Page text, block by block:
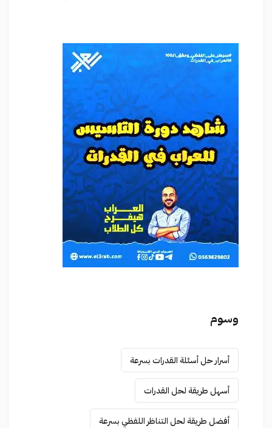
وسوم
أسرار حل أسئلة القدرات بسرعة
أسهل طريقة لحل القدرات
أفضل طريقة لحل التناظر اللفظي بسرعة